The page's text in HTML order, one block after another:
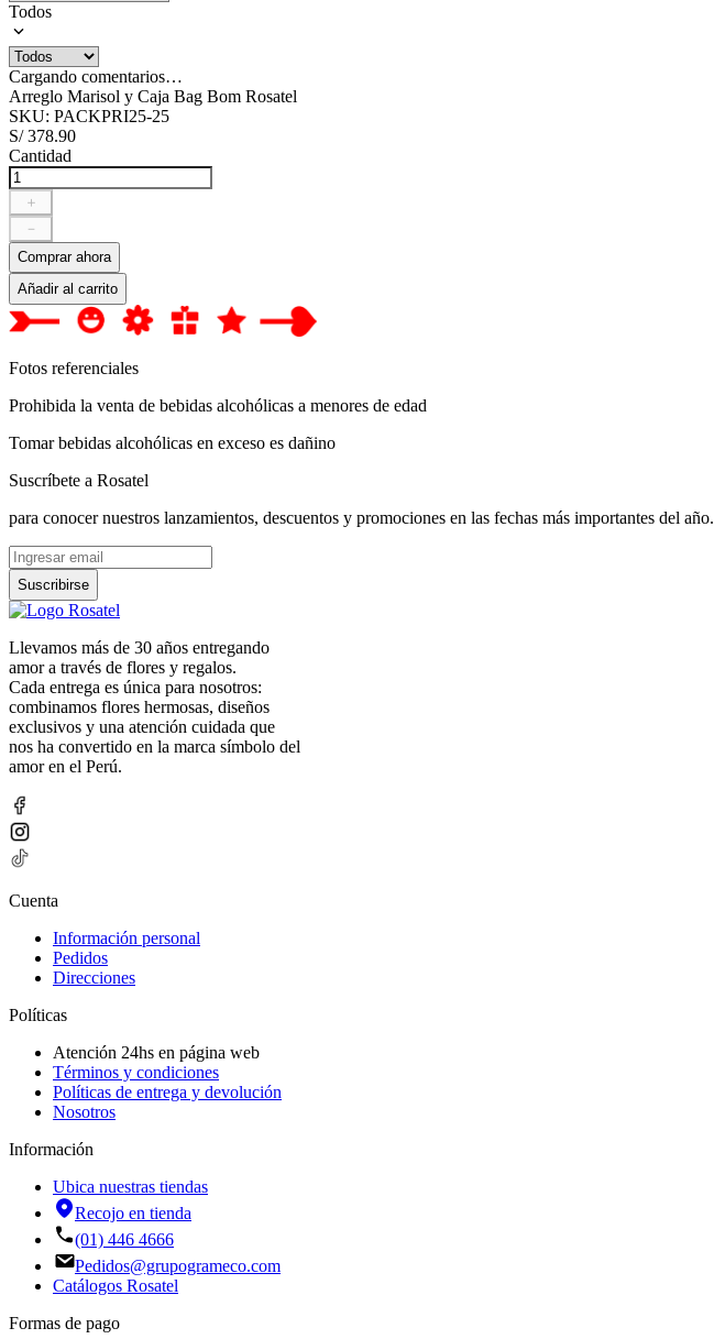
Todos
Cargando comentarios…
Arreglo Marisol y Caja Bag Bom Rosatel
SKU: PACKPRI25-25
S/ 378.90
Cantidad
＋
－
Comprar ahora
Añadir al carrito
Fotos referenciales
Prohibida la venta de bebidas alcohólicas a menores de edad
Tomar bebidas alcohólicas en exceso es dañino
Suscríbete a Rosatel
para conocer nuestros lanzamientos, descuentos y promociones en las fechas más importantes del año.
Suscribirse
Llevamos más de 30 años entregando
amor a través de flores y regalos.
Cada entrega es única para nosotros:
combinamos flores hermosas, diseños
exclusivos y una atención cuidada que
nos ha convertido en la marca símbolo del
amor en el Perú.
Cuenta
Información personal
Pedidos
Direcciones
Políticas
Atención 24hs en página web
Términos y condiciones
Políticas de entrega y devolución
Nosotros
Información
Ubica nuestras tiendas
Recojo en tienda
(01) 446 4666
Pedidos@grupogrameco.com
Catálogos Rosatel
Formas de pago